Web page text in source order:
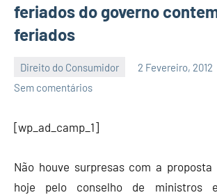
feriados do governo
feriados
Direito do Consumidor
2 Fevereiro, 2012
Economia
Finanças
Sem comentários
[wp_ad_camp_1]
Não houve surpresas com a proposta
hoje pelo conselho de ministros